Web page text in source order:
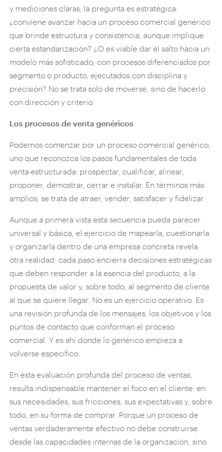
y mediciones claras, la pregunta es estratégica:
¿conviene avanzar hacia un proceso comercial genérico
que brinde estructura y consistencia, aunque implique
cierta estandarización? ¿O es viable dar el salto hacia un
modelo más sofisticado, con procesos diferenciados por
segmento o producto, ejecutados con disciplina y
precisión? No se trata solo de moverse, sino de hacerlo
con dirección y criterio.
Los procesos de venta genéricos
Podemos comenzar por un proceso comercial genérico,
uno que reconozca los pasos fundamentales de toda
venta estructurada: prospectar, cualificar, alinear,
proponer, demostrar, cerrar e instalar. En términos más
amplios, se trata de atraer, vender, satisfacer y fidelizar.
Aunque a primera vista esta secuencia pueda parecer
universal y básica, el ejercicio de mapearla, cuestionarla
y organizarla dentro de una empresa concreta revela
otra realidad: cada paso encierra decisiones estratégicas
que deben responder a la esencia del producto, a la
propuesta de valor y, sobre todo, al segmento de cliente
al que se quiere llegar. No es un ejercicio operativo. Es
una revisión profunda de los mensajes, los objetivos y los
puntos de contacto que conforman el proceso
comercial. Y es ahí donde lo genérico empieza a
volverse específico.
En esta evaluación profunda del proceso de ventas,
resulta indispensable mantener el foco en el cliente: en
sus necesidades, sus fricciones, sus expectativas y, sobre
todo, en su forma de comprar. Porque un proceso de
ventas verdaderamente efectivo no debe construirse
desde las capacidades internas de la organización, sino